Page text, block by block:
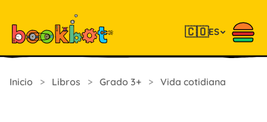
🇨🇴ES
Inicio > Libros > Grado 3+ > Vida cotidiana